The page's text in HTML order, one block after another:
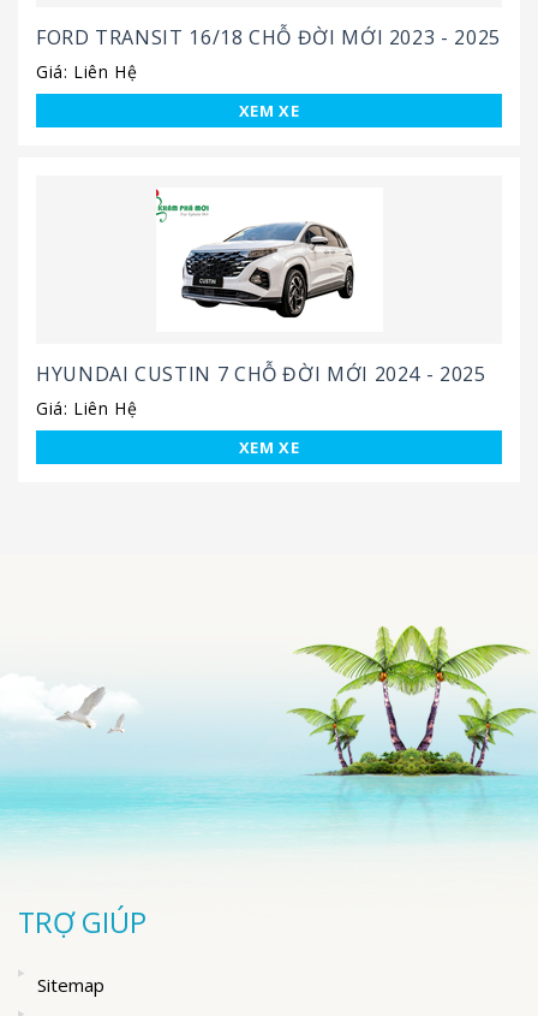
FORD TRANSIT 16/18 CHỖ ĐỜI MỚI 2023 - 2025
Giá: Liên Hệ
XEM XE
HYUNDAI CUSTIN 7 CHỖ ĐỜI MỚI 2024 - 2025
Giá: Liên Hệ
XEM XE
TRỢ GIÚP
Sitemap